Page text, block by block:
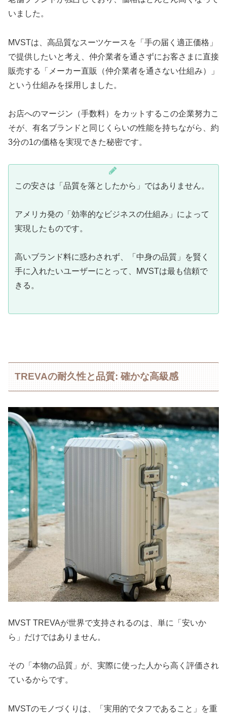
いました。
MVSTは、高品質なスーツケースを「手の届く適正価格」
で提供したいと考え、仲介業者を通さずにお客さまに直接
販売する「メーカー直販（仲介業者を通さない仕組み）」
という仕組みを採用しました。
お店へのマージン（手数料）をカットするこの企業努力こ
そが、有名ブランドと同じくらいの性能を持ちながら、約
3分の1の価格を実現できた秘密です。
この安さは「品質を落としたから」ではありません。
アメリカ発の「効率的なビジネスの仕組み」によって
実現したものです。
高いブランド料に惑わされず、「中身の品質」を賢く
手に入れたいユーザーにとって、MVSTは最も信頼で
きる。
TREVAの耐久性と品質: 確かな高級感
MVST TREVAが世界で支持されるのは、単に「安いか
ら」だけではありません。
その「本物の品質」が、実際に使った人から高く評価され
ているからです。
MVSTのモノづくりは、「実用的でタフであること」を重